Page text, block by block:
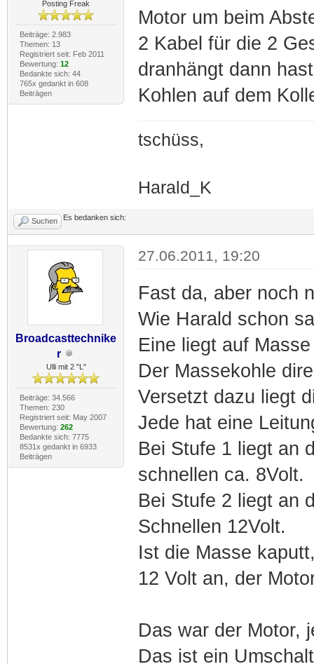
Posting Freak
Beiträge: 2.983
Themen: 13
Registriert seit: Feb 2011
Bewertung: 12
Bedankte sich: 44
765x gedankt in 608
Beiträgen
Motor um beim
2 Kabel für die 2
dranhängt dann
Kohlen auf dem
tschüss,
Harald_K
Suchen Es bedanken sich:
Broadcasttechnike
r
Ulli mit 2 "L"
Beiträge: 34.566
Themen: 230
Registriert seit: May 2007
Bewertung: 262
Bedankte sich: 7775
8531x gedankt in 6933
Beiträgen
27.06.2011, 19:20
Fast da, aber noch
Wie Harald schon
Eine liegt auf Masse
Der Massekohle
Versetzt dazu liegt
Jede hat eine
Bei Stufe 1 liegt an
schnellen ca. 8Volt.
Bei Stufe 2 liegt an
Schnellen 12Volt.
Ist die Masse
12 Volt an, der
Das war der Motor,
Das ist ein